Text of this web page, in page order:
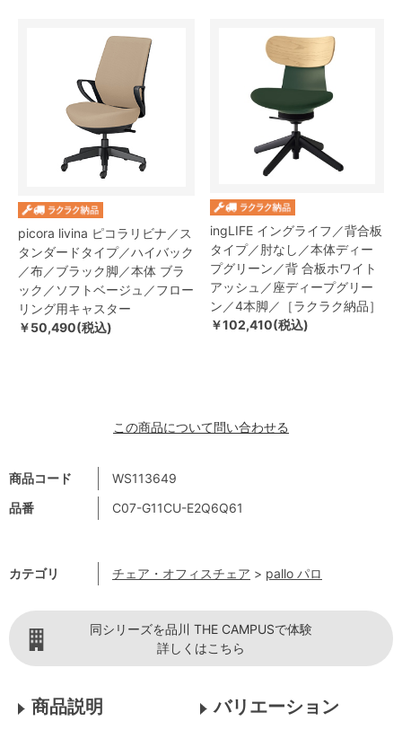
商品コード
WS113649
品番
C07-G11CU-E2Q6Q61
カテゴリ チェア・オフィスチェア > pallo パロ
picora livina ピコラリビナ／ス
タンダードタイプ／ハイバック
／布／ブラック脚／本体 ブラ
ック／ソフトベージュ／フロー
リング用キャスター
￥50,490(税込)
ingLIFE イングライフ／背合板
タイプ／肘なし／本体ディー
プグリーン／背 合板ホワイト
アッシュ／座ディープグリー
ン／4本脚／［ラクラク納品］
￥102,410(税込)
この商品について問い合わせる
同シリーズを品川 THE CAMPUSで体験
詳しくはこちら
商品説明 バリエーション